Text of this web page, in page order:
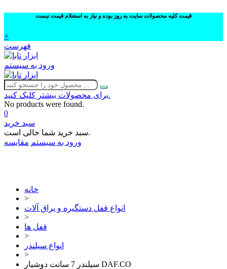
قیمت کلیه محصولات سایت به روز بوده و نیاز به استعلام قیمت نیست
×
فهرست
ورود به سیستم
برای محصولات بیشتر کلیک کنید.
No products were found.
0
سبد خرید
سبد خرید شما خالی است.
ورود به سیستم مقایسه
خانه
>
انواع قفل دستگیره و یراق آلات
>
قفل ها
>
انواع سیلندر
>
سیلندر 7 سانت دوشیار DAF.CO